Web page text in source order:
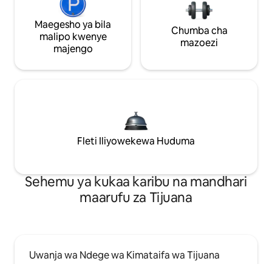
Maegesho ya bila
malipo kwenye
majengo
Chumba cha
mazoezi
Fleti Iliyowekewa Huduma
Sehemu ya kukaa karibu na mandhari
maarufu za Tijuana
Uwanja wa Ndege wa Kimataifa wa Tijuana